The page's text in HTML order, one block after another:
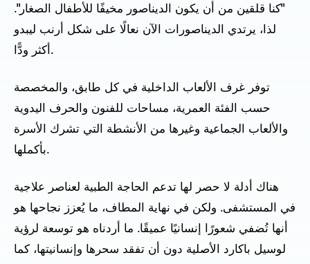
"كنا قلقين من أن يكون الديناصور مخيفًا للأطفال الصغار".
لذا، يرتدي الديناصورات الآن نعالًا على شكل أرنب ليبدو
أكثر ودًّا.
توفر غرف الألعاب الداخلية في كل طابق، والمخصصة
حسب الفئة العمرية، مساحات للفنون والحرف اليدوية
والألعاب الجماعية وغيرها من الأنشطة التي تشرك الأسرة
بأكملها.
هناك أدلة لا حصر لها تدعم الحاجة الطبية لعناصر علاجية
في المستشفى. ولكن في نهاية المطاف، ما يُعزز نجاحها هو
أنها تُضفي شعورًا إنسانيًا عميقًا. ما أردناه هو توسعة لرؤية
لوسيل باكارد الأصلية دون أن تفقد سحرها وإنسانيتها، كما